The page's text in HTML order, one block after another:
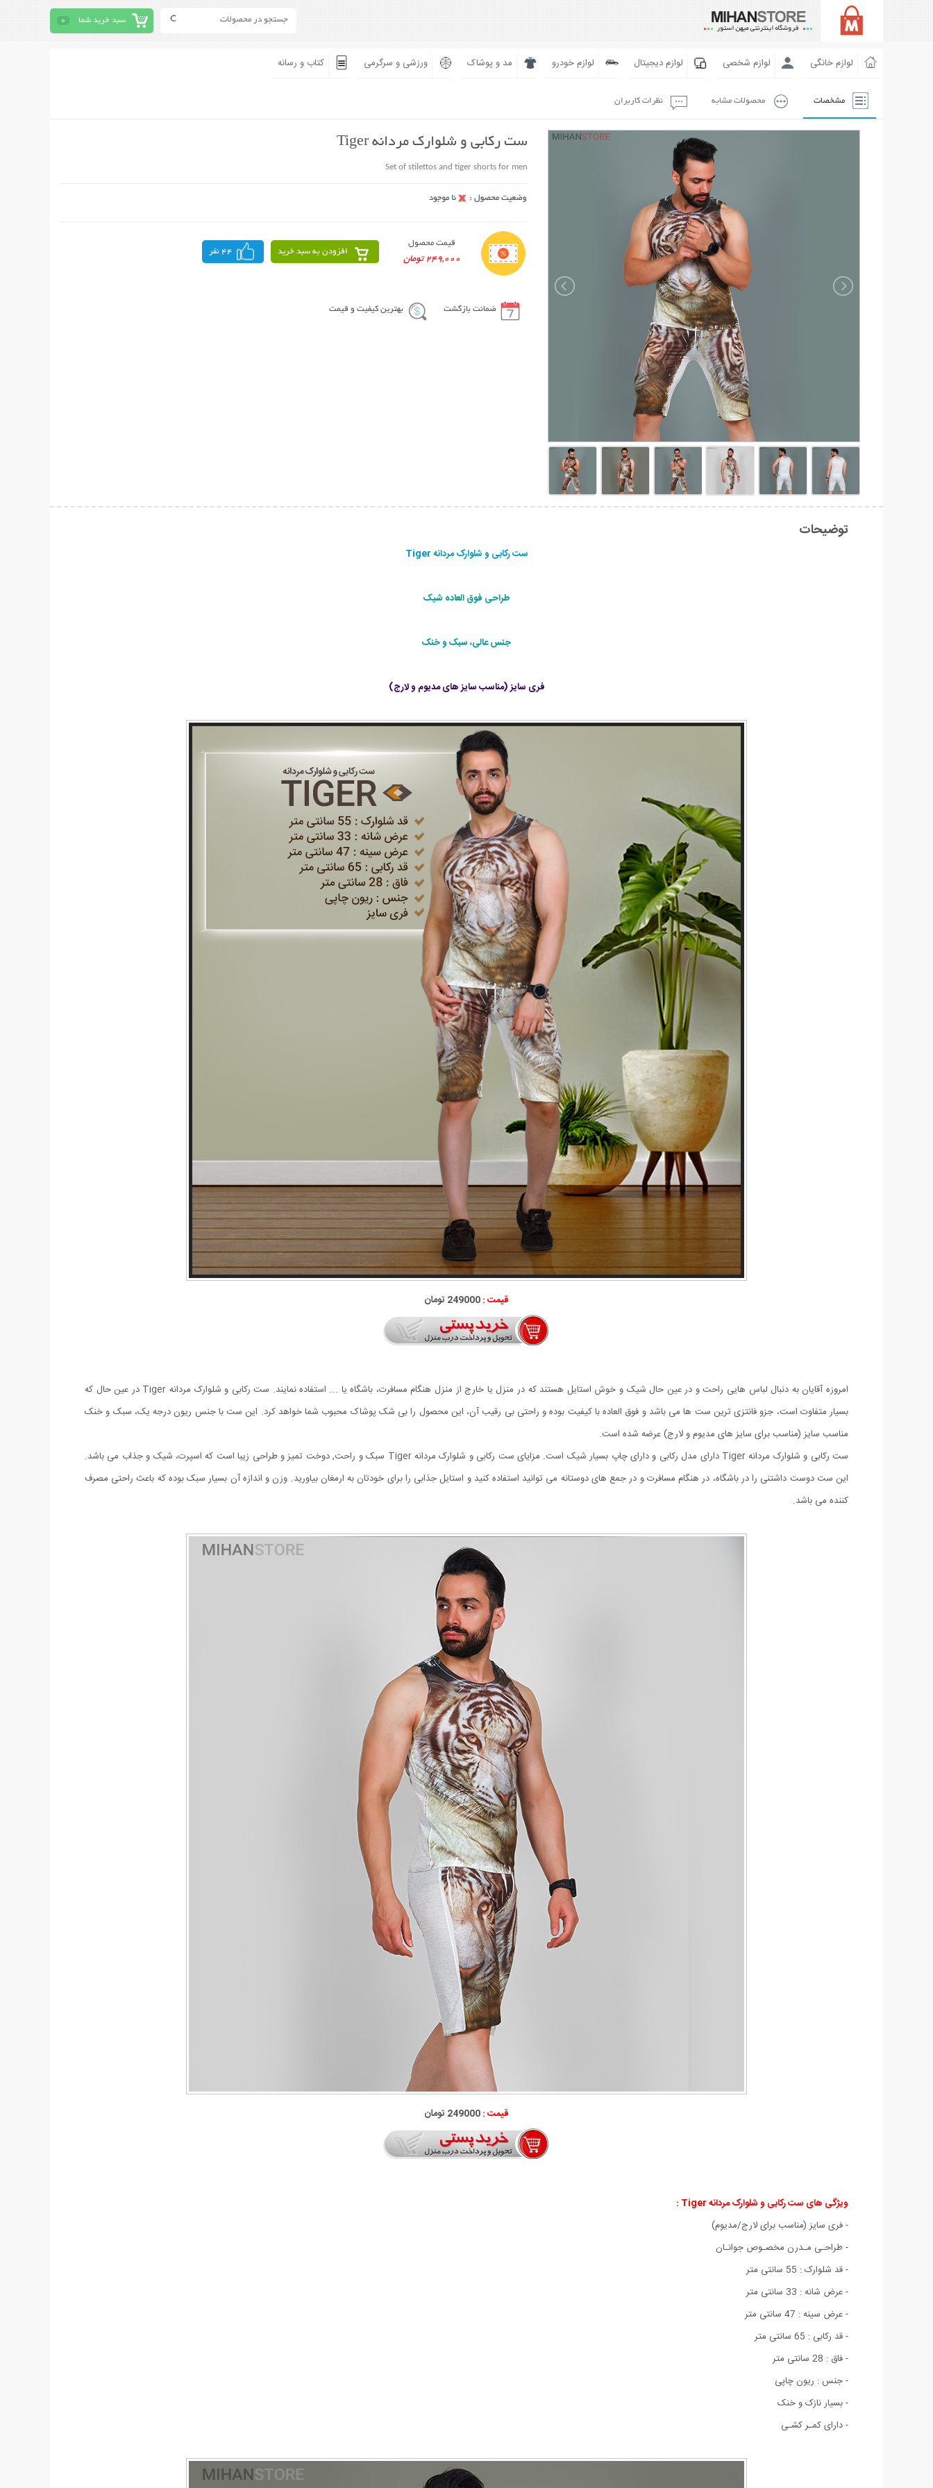
سبد خرید شما 0
لوازم خانگی لوازم شخصی لوازم دیجیتال لوازم خودرو مد و پوشاک ورزشی و سرگرمی کتاب و رسانه
مشخصات محصولات مشابه نظرات کاربران
ست رکابی و شلوارک مردانه Tiger
Set of stilettos and tiger shorts for men
قیمت محصول
249,000 تومان
افزودن به سبد خرید 44 نفر
ضمانت بازگشت بهترین کیفیت و قیمت
توضیحات
ست رکابی و شلوارک مردانه Tiger
طراحی فوق العاده شیک
جنس عالی، سبک و خنک
فری سایز (مناسب سایز های مدیوم و لارج)
قیمت :249000 تومان
امروزه آقایان به دنبال لباس هایی راحت و در عین حال شیک و خوش استایل هستند که در منزل یا خارج از منزل هنگام مسافرت، باشگاه یا ... استفاده نمایند. ست رکابی و شلوارک مردانه Tiger در عین حال که
بسیار متفاوت است، جزو فانتزی ترین ست ها می باشد و فوق العاده با کیفیت بوده و راحتی بی رقیب آن، این محصول را بی شک پوشاک محبوب شما خواهد کرد. این ست با جنس ریون درجه یک، سبک و خنک
مناسب سایز (مناسب برای سایز های مدیوم و لارج) عرضه شده است.
ست رکابی و شلوارک مردانه Tiger دارای مدل رکابی و دارای چاپ بسیار شیک است. مزايای ست رکابی و شلوارک مردانه Tiger سبک و راحت, دوخت تميز و طراحی زیبا است که اسپرت، شیک و جذاب می باشد.
این ست دوست داشتنی را در باشگاه، در هنگام مسافرت و در جمع های دوستانه می توانید استفاده کنید و استایل جذابی را برای خودتان به ارمغان بیاورید. وزن و اندازه آن بسیار سبک بوده که باعث راحتی مصرف
کننده می باشد.
قیمت :249000 تومان
ویژگی های ست رکابی و شلوارک مردانه Tiger
:
- فری سایز (مناسب برای لارج/مدیوم)
- طراحـی مـدرن مخصـوص جوانـان
- قد شلوارک : 55 سانتی متر
- عرض شانه : 33 سانتی متر
- عرض سینه : 47 سانتی متر
- قد رکابی : 65 سانتی متر
- فاق : 28 سانتی متر
- جنس : ریون چاپی
- بسیار نازک و خنک
- دارای کمـر کشـی